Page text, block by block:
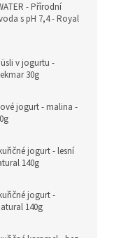
- Přírodní
s pH 7,4 - Royal
v jogurtu -
30g
jogurt - malina -
jogurt - lesní
140g
jogurt -
140g